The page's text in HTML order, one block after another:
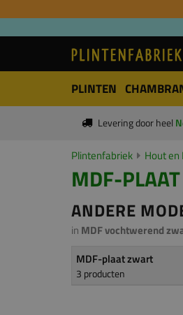
PLINTEN
Levering door heel
Plintenfabriek Hout en
MDF-
ANDERE
in MDF vochtwerend
MDF-plaat zwart
3 producten